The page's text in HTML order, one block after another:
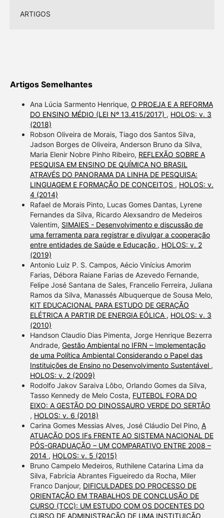
ARTIGOS
Artigos Semelhantes
Ana Lúcia Sarmento Henrique, O PROEJA E A REFORMA
DO ENSINO MÉDIO (LEI Nº 13.415/2017) , HOLOS: v. 3
(2018)
Robson Oliveira de Morais, Tiago dos Santos Silva,
Jadson Borges de Oliveira, Anderson Bruno da Silva,
Maria Elenir Nobre Pinho Ribeiro, REFLEXÃO SOBRE A
PESQUISA EM ENSINO DE QUÍMICA NO BRASIL
ATRAVÉS DO PANORAMA DA LINHA DE PESQUISA:
LINGUAGEM E FORMAÇÃO DE CONCEITOS , HOLOS: v.
4 (2014)
Rafael de Morais Pinto, Lucas Gomes Dantas, Lyrene
Fernandes da Silva, Ricardo Alexsandro de Medeiros
Valentim, SIMAIES - Desenvolvimento e discussão de
uma ferramenta para registrar e divulgar a cooperação
entre entidades de Saúde e Educação , HOLOS: v. 2
(2019)
Antonio Luiz P. S. Campos, Aécio Vinícius Amorim
Farias, Débora Raiane Farias de Azevedo Fernande,
Felipe José Santana de Sales, Francelio Ferreira, Juliana
Ramos da Silva, Manassés Albuquerque de Sousa Melo,
KIT EDUCACIONAL PARA ESTUDO DE GERAÇÃO
ELÉTRICA A PARTIR DE ENERGIA EÓLICA , HOLOS: v. 3
(2010)
Handson Claudio Dias Pimenta, Jorge Henrique Bezerra
Andrade, Gestão Ambiental no IFRN – Implementação
de uma Política Ambiental Considerando o Papel das
Instituições de Ensino no Desenvolvimento Sustentável ,
HOLOS: v. 2 (2009)
Rodolfo Jakov Saraiva Lôbo, Orlando Gomes da Silva,
Tasso Kennedy de Melo Costa, FUTEBOL FORA DO
EIXO: A GESTÃO DO DINOSSAURO VERDE DO SERTÃO
, HOLOS: v. 6 (2018)
Carina Gomes Messias Alves, José Cláudio Del Pino, A
ATUAÇÃO DOS IFs FRENTE AO SISTEMA NACIONAL DE
PÓS-GRADUAÇÃO – UM COMPARATIVO ENTRE 2008 –
2014 , HOLOS: v. 5 (2015)
Bruno Campelo Medeiros, Ruthilene Catarina Lima da
Silva, Fabrícia Abrantes Figueiredo da Rocha, Miler
Franco Danjour, DIFICULDADES DO PROCESSO DE
ORIENTAÇÃO EM TRABALHOS DE CONCLUSÃO DE
CURSO (TCC): UM ESTUDO COM OS DOCENTES DO
CURSO DE ADMINISTRAÇÃO DE UMA INSTITUIÇÃO